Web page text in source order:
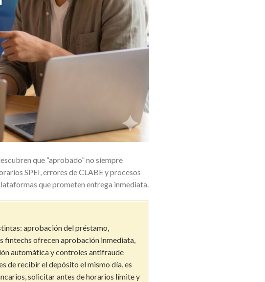
que “aprobado” no siempre
SPEI, errores de CLABE y procesos
que prometen entrega inmediata.
aprobación del préstamo,
fintechs ofrecen aprobación inmediata,
automática y controles antifraude
de recibir el depósito el mismo día, es
solicitar antes de horarios límite y